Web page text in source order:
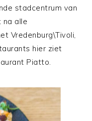
stadcentrum van
na alle
Vredenburg\Tivoli,
hier ziet
Piatto.